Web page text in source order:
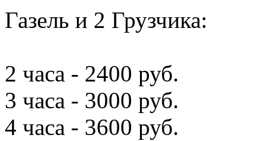
Газель и 2 Грузчика:
2 часа - 2400 руб.
3 часа - 3000 руб.
4 часа - 3600 руб.